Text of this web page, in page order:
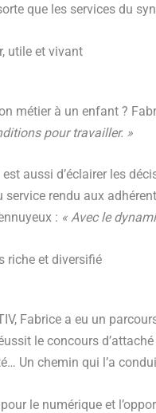
que les services du
utile et vivant
métier à un enfant ?
pour travailler. »
aussi d’éclairer les
rendu aux
: « Avec le
riche et diversifié
Fabrice a eu un
le concours
Un chemin qui l’a
le numérique et